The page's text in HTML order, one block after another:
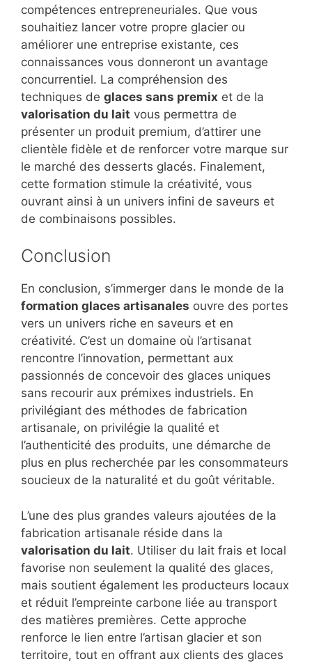
compétences entrepreneuriales. Que vous
souhaitiez lancer votre propre glacier ou
améliorer une entreprise existante, ces
connaissances vous donneront un avantage
concurrentiel. La compréhension des
techniques de glaces sans premix et de la
valorisation du lait vous permettra de
présenter un produit premium, d’attirer une
clientèle fidèle et de renforcer votre marque sur
le marché des desserts glacés. Finalement,
cette formation stimule la créativité, vous
ouvrant ainsi à un univers infini de saveurs et
de combinaisons possibles.
Conclusion
En conclusion, s’immerger dans le monde de la
formation glaces artisanales ouvre des portes
vers un univers riche en saveurs et en
créativité. C’est un domaine où l’artisanat
rencontre l’innovation, permettant aux
passionnés de concevoir des glaces uniques
sans recourir aux prémixes industriels. En
privilégiant des méthodes de fabrication
artisanale, on privilégie la qualité et
l’authenticité des produits, une démarche de
plus en plus recherchée par les consommateurs
soucieux de la naturalité et du goût véritable.
L’une des plus grandes valeurs ajoutées de la
fabrication artisanale réside dans la
valorisation du lait. Utiliser du lait frais et local
favorise non seulement la qualité des glaces,
mais soutient également les producteurs locaux
et réduit l’empreinte carbone liée au transport
des matières premières. Cette approche
renforce le lien entre l’artisan glacier et son
territoire, tout en offrant aux clients des glaces